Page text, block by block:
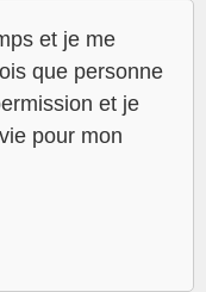
et je me
que personne
et je
pour mon